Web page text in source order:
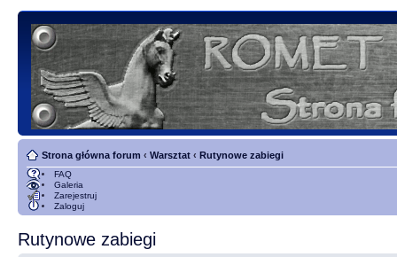
Strona główna forum ‹ Warsztat ‹ Rutynowe zabiegi
FAQ
Galeria
Zarejestruj
Zaloguj
Rutynowe zabiegi